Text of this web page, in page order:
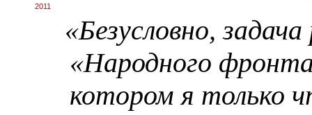
2011
«Безусловно,
«Народного
котором я только